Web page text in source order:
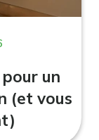
un
(et vous